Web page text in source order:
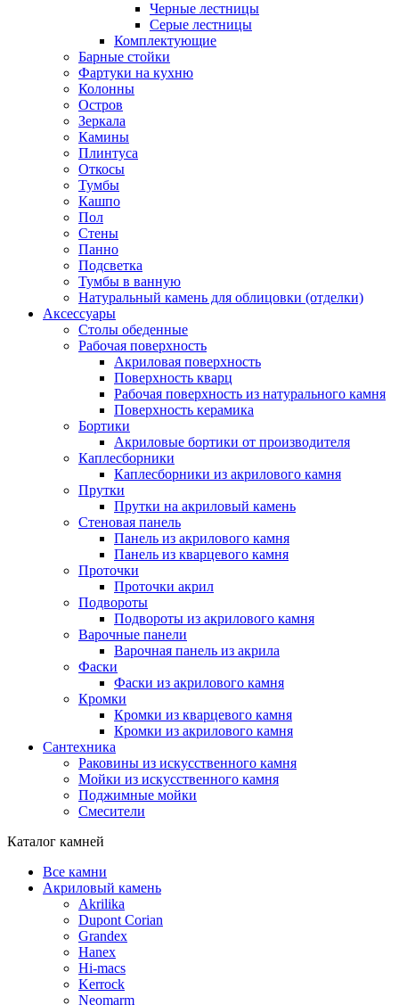
Черные лестницы
Серые лестницы
Комплектующие
Барные стойки
Фартуки на кухню
Колонны
Остров
Зеркала
Камины
Плинтуса
Откосы
Тумбы
Кашпо
Пол
Стены
Панно
Подсветка
Тумбы в ванную
Натуральный камень для облицовки (отделки)
Аксессуары
Столы обеденные
Рабочая поверхность
Акриловая поверхность
Поверхность кварц
Рабочая поверхность из натурального камня
Поверхность керамика
Бортики
Акриловые бортики от производителя
Каплесборники
Каплесборники из акрилового камня
Прутки
Прутки на акриловый камень
Стеновая панель
Панель из акрилового камня
Панель из кварцевого камня
Проточки
Проточки акрил
Подвороты
Подвороты из акрилового камня
Варочные панели
Варочная панель из акрила
Фаски
Фаски из акрилового камня
Кромки
Кромки из кварцевого камня
Кромки из акрилового камня
Сантехника
Раковины из искусственного камня
Мойки из искусственного камня
Поджимные мойки
Смесители
Каталог камней
Все камни
Акриловый камень
Akrilika
Dupont Corian
Grandex
Hanex
Hi-macs
Kerrock
Neomarm